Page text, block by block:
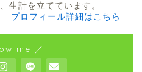
生計を立てています。
プロフィール詳細はこちら
me ／